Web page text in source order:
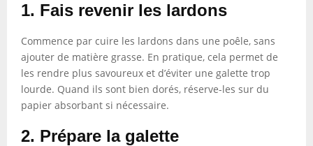
1. Fais revenir les lardons
Commence par cuire les lardons dans une poêle, sans
ajouter de matière grasse. En pratique, cela permet de
les rendre plus savoureux et d’éviter une galette trop
lourde. Quand ils sont bien dorés, réserve-les sur du
papier absorbant si nécessaire.
2. Prépare la galette